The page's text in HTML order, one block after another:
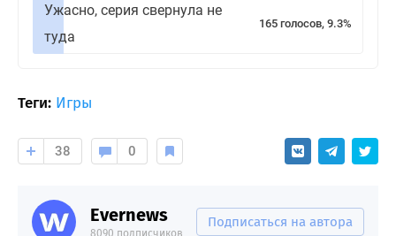
Ужасно, серия свернула не
туда
165 голосов, 9.3%
Теги: Игры
38 0
Evernews
8090 подписчиков
Подписаться на автора